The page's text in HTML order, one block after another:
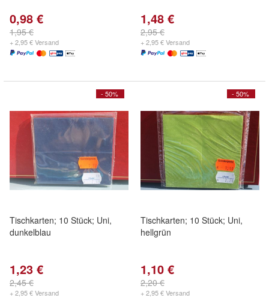
0,98 €
1,95 €
+ 2,95 € Versand
1,48 €
2,95 €
+ 2,95 € Versand
- 50%
Tischkarten; 10 Stück; Uni,
dunkelblau
1,23 €
2,45 €
+ 2,95 € Versand
- 50%
Tischkarten; 10 Stück; Uni,
hellgrün
1,10 €
2,20 €
+ 2,95 € Versand